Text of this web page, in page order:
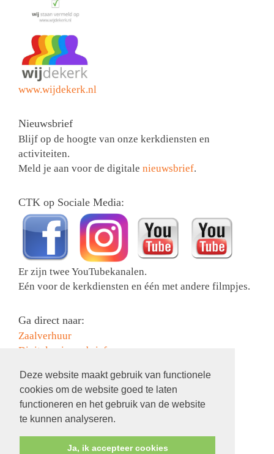
Deze website maakt gebruik van functionele
cookies om de website goed te laten
functioneren en het gebruik van de website
te kunnen analyseren.
Ja, ik accepteer cookies
www.wijdekerk.nl
Nieuwsbrief
Blijf op de hoogte van onze kerkdiensten en
activiteiten.
Meld je aan voor de digitale nieuwsbrief.
CTK op Sociale Media:
Er zijn twee YouTubekanalen.
Eén voor de kerkdiensten en één met andere filmpjes.
Ga direct naar:
Zaalverhuur
Digitale nieuwsbrief
Activiteiten
Contact
Information in English